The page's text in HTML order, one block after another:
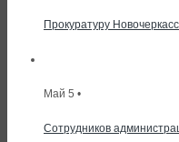
Прокуратуру
Май 5 •
Сотрудников